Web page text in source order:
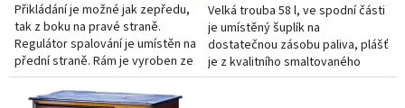
Přikládání je možné jak zepředu,
tak z boku na pravé straně.
Regulátor spalování je umístěn na
přední straně. Rám je vyroben ze
silného plechu, topeniště je
vyrobené z litiny....
Velká trouba 58 l, ve spodní části
je umístěný šuplík na
dostatečnou zásobu paliva, plášť
je z kvalitního smaltovaného
plechu s odolností až do 800°C.